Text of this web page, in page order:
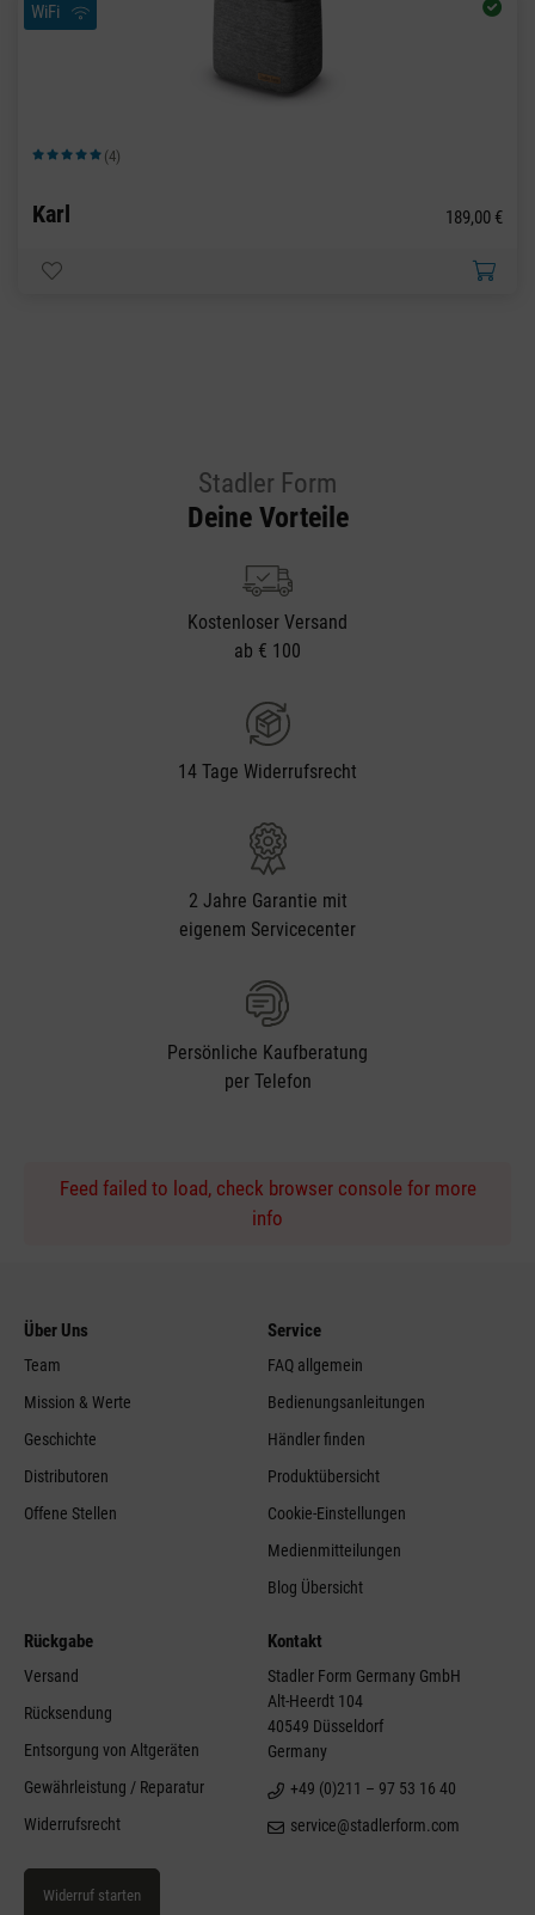
WiFi
Durchschnittliche Bewertung von 5 von 5 Sternen
(4)
Karl 189,00 €
Stadler Form
Deine Vorteile
Kostenloser Versand
ab € 100
14 Tage Widerrufsrecht
2 Jahre Garantie mit
eigenem Servicecenter
Persönliche Kaufberatung
per Telefon
Feed failed to load, check browser console for more
info
Über Uns
Team
Mission & Werte
Geschichte
Distributoren
Offene Stellen
Service
FAQ allgemein
Bedienungsanleitungen
Händler finden
Produktübersicht
Cookie-Einstellungen
Medienmitteilungen
Blog Übersicht
Rückgabe
Versand
Rücksendung
Entsorgung von Altgeräten
Gewährleistung / Reparatur
Widerrufsrecht
Widerruf starten
Kontakt
Stadler Form Germany GmbH
Alt-Heerdt 104
40549 Düsseldorf
Germany
+49 (0)211 – 97 53 16 40
service@stadlerform.com